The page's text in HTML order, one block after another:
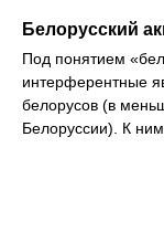
Белорусский
Под понятием
интерферентные
белорусов (в
Белоруссии). К